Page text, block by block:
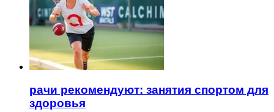
рачи рекомендуют: занятия спортом для
здоровья